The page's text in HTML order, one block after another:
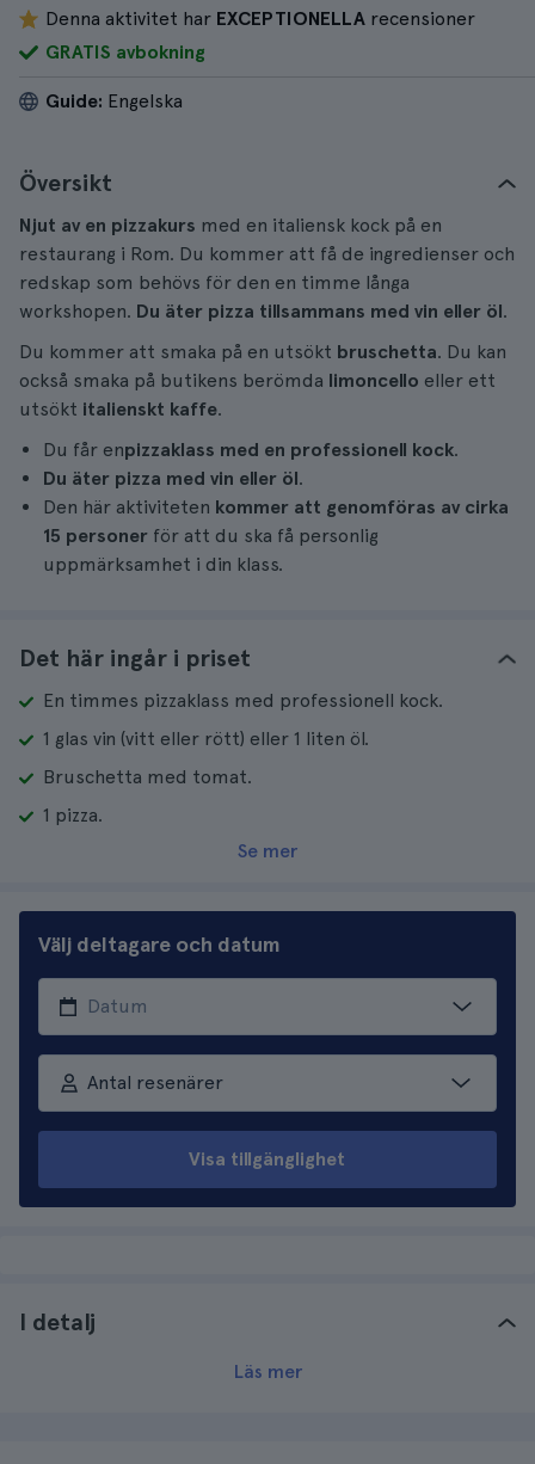
Denna aktivitet har EXCEPTIONELLA recensioner
GRATIS avbokning
Guide: Engelska
Översikt
Njut av en pizzakurs med en italiensk kock på en
restaurang i Rom. Du kommer att få de ingredienser och
redskap som behövs för den en timme långa
workshopen. Du äter pizza tillsammans med vin eller öl.
Du kommer att smaka på en utsökt bruschetta. Du kan
också smaka på butikens berömda limoncello eller ett
utsökt italienskt kaffe.
Du får enpizzaklass med en professionell kock.
Du äter pizza med vin eller öl.
Den här aktiviteten kommer att genomföras av cirka
15 personer för att du ska få personlig
uppmärksamhet i din klass.
Det här ingår i priset
En timmes pizzaklass med professionell kock.
1 glas vin (vitt eller rött) eller 1 liten öl.
Bruschetta med tomat.
1 pizza.
Se mer
Välj deltagare och datum
Antal resenärer
Visa tillgänglighet
I detalj
Läs mer